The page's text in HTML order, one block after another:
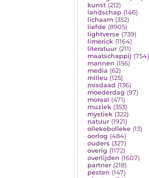
kunst (212)
landschap (146)
lichaam (352)
liefde (8905)
lightverse (739)
limerick (1164)
literatuur (211)
maatschappij (754)
mannen (156)
media (62)
milieu (125)
misdaad (136)
moederdag (97)
moraal (471)
muziek (353)
mystiek (322)
natuur (1921)
ollekebolleke (13)
oorlog (484)
ouders (327)
overig (1172)
overlijden (1607)
partner (218)
pesten (147)